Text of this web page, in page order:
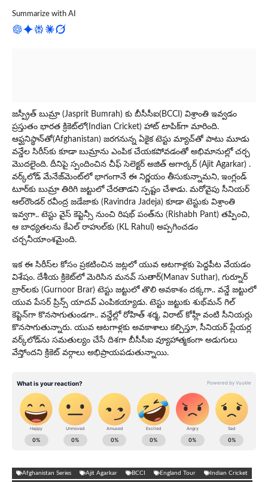
Summarize with AI
జస్ప్రీత్ బుమ్రా (Jasprit Bumrah) కు బీసీసీఐ(BCCI) విశ్రాంతి ఇవ్వడం
ప్రస్తుతం భారత క్రికెట్‌లో(Indian Cricket) హాట్ టాపిక్‌గా మారింది.
ఆఫ్ఘనిస్థాన్‌తో(Afghanistan) జరగనున్న ఏకైక టెస్టు మ్యాచ్‌తో పాటు మూడు
వన్డేల సిరీస్‌కు కూడా బుమ్రాను ఎంపిక చేయకపోవడంతో అభిమానుల్లో చర్చ
మొదలైంది. దీనిపై స్పందించిన చీఫ్ సెలెక్టర్ అజిత్ అగార్కర్ (Ajit Agarkar) .
వర్క్‌లోడ్ మేనేజ్‌మెంట్‌లో భాగంగానే ఈ నిర్ణయం తీసుకున్నామని, ఇంగ్లండ్
టూర్‌కు బుమ్రా తిరిగి జట్టులో చేరతాడని స్పష్టం చేశాడు. మరోవైపు సీనియర్
ఆల్‌రౌండర్ రవీంద్ర జడేజాకు (Ravindra Jadeja) కూడా టెస్టుకు విశ్రాంతి
ఇవ్వగా.. టెస్టు వైస్ కెప్టెన్సీ నుంచి రిషభ్ పంత్‌ను (Rishabh Pant) తప్పించి,
ఆ బాధ్యతలను కేఎల్ రాహుల్‌కు (KL Rahul) అప్పగించడం
చర్చనీయాంశమైంది.
ఇక ఈ సిరీస్‌ల కోసం ప్రకటించిన జట్లలో యువ ఆటగాళ్లకు పెద్దపీట వేయడం
విశేషం. దేశీయ క్రికెట్‌లో మెరిసిన మనవ్ సుతార్(Manav Suthar), గుర్నూర్
బ్రార్‌లకు (Gurnoor Brar) టెస్టు జట్టులో తొలి అవకాశం దక్కగా.. వన్డే జట్టులో
యువ పేసర్ ప్రిన్స్ యాదవ్ ఎంపికయ్యాడు. టెస్టు జట్టుకు శుభ్‌మన్ గిల్
కెప్టెన్‌గా కొనసాగుతుండగా.. వన్డేల్లో రోహిత్ శర్మ, విరాట్ కోహ్లీ వంటి సీనియర్లు
కొనసాగుతున్నారు. యువ ఆటగాళ్లకు అవకాశాలు కల్పిస్తూ, సీనియర్ ప్లేయర్ల
వర్క్‌లోడ్‌ను సమతుల్యం చేసే దిశగా బీసీసీఐ వ్యూహాత్మకంగా అడుగులు
వేస్తోందని క్రికెట్ వర్గాలు అభిప్రాయపడుతున్నాయి.
Afghanistan Series Ajit Agarkar BCCI England Tour Indian Cricket